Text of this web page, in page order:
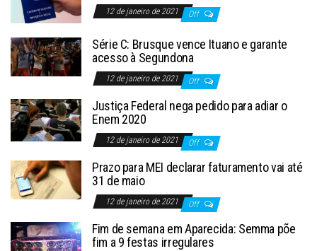
12 de janeiro de 2021 Off
Série C: Brusque vence Ituano e garante
acesso à Segundona
12 de janeiro de 2021 Off
Justiça Federal nega pedido para adiar o
Enem 2020
12 de janeiro de 2021 Off
Prazo para MEI declarar faturamento vai até
31 de maio
12 de janeiro de 2021 Off
Fim de semana em Aparecida: Semma põe
fim a 9 festas irregulares